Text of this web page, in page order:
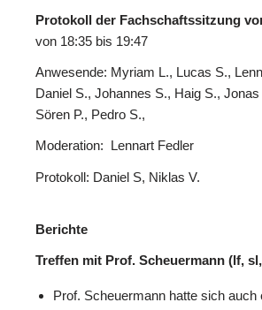
Protokoll der Fachschaftssitzung
von 18:35 bis 19:47
Anwesende: Myriam L., Lucas S.,
Daniel S., Johannes S., Haig S.,
Sören P., Pedro S.,
Moderation: Lennart Fedler
Protokoll: Daniel S, Niklas V.
Berichte
Treffen mit Prof. Scheuermann (lf,
Prof. Scheuermann hatte sich auch